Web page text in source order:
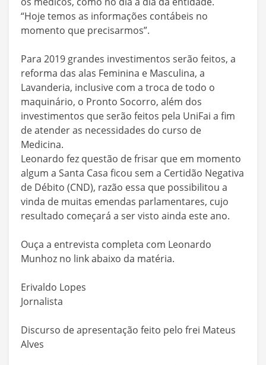
“Hoje temos as informações contábeis no
momento que precisarmos”.
Para 2019 grandes investimentos serão feitos, a
reforma das alas Feminina e Masculina, a
Lavanderia, inclusive com a troca de todo o
maquinário, o Pronto Socorro, além dos
investimentos que serão feitos pela UniFai a fim
de atender as necessidades do curso de
Medicina.
Leonardo fez questão de frisar que em momento
algum a Santa Casa ficou sem a Certidão Negativa
de Débito (CND), razão essa que possibilitou a
vinda de muitas emendas parlamentares, cujo
resultado começará a ser visto ainda este ano.
Ouça a entrevista completa com Leonardo
Munhoz no link abaixo da matéria.
Erivaldo Lopes
Jornalista
Discurso de apresentação feito pelo frei Mateus
Alves